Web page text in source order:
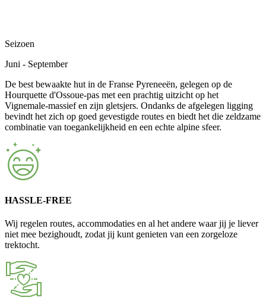
Seizoen
Juni - September
De best bewaakte hut in de Franse Pyreneeën, gelegen op de
Hourquette d'Ossoue-pas met een prachtig uitzicht op het
Vignemale-massief en zijn gletsjers. Ondanks de afgelegen ligging
bevindt het zich op goed gevestigde routes en biedt het die zeldzame
combinatie van toegankelijkheid en een echte alpine sfeer.
HASSLE-FREE
Wij regelen routes, accommodaties en al het andere waar jij je liever
niet mee bezighoudt, zodat jij kunt genieten van een zorgeloze
trektocht.